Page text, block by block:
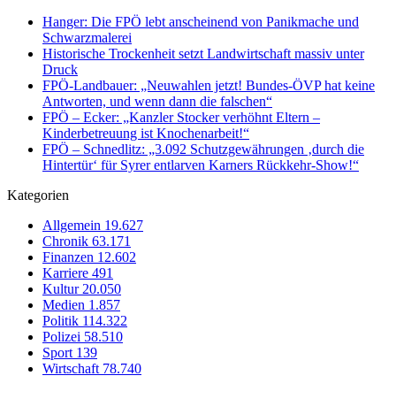
Hanger: Die FPÖ lebt anscheinend von Panikmache und
Schwarzmalerei
Historische Trockenheit setzt Landwirtschaft massiv unter
Druck
FPÖ-Landbauer: „Neuwahlen jetzt! Bundes-ÖVP hat keine
Antworten, und wenn dann die falschen“
FPÖ – Ecker: „Kanzler Stocker verhöhnt Eltern –
Kinderbetreuung ist Knochenarbeit!“
FPÖ – Schnedlitz: „3.092 Schutzgewährungen ‚durch die
Hintertür‘ für Syrer entlarven Karners Rückkehr-Show!“
Kategorien
Allgemein 19.627
Chronik 63.171
Finanzen 12.602
Karriere 491
Kultur 20.050
Medien 1.857
Politik 114.322
Polizei 58.510
Sport 139
Wirtschaft 78.740